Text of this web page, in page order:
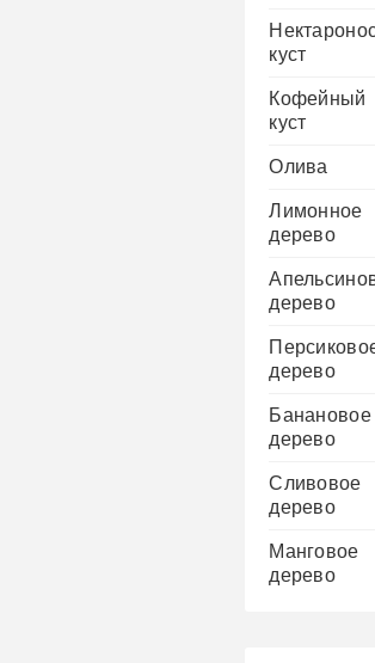
куст
Кофейный
куст
Олива
Лимонное
дерево
дерево
дерево
Банановое
дерево
Сливовое
дерево
Манговое
дерево